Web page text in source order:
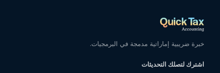
خبرة ضريبية إماراتية مدمجة في البرمجيات.
اشترك لتصلك التحديثات